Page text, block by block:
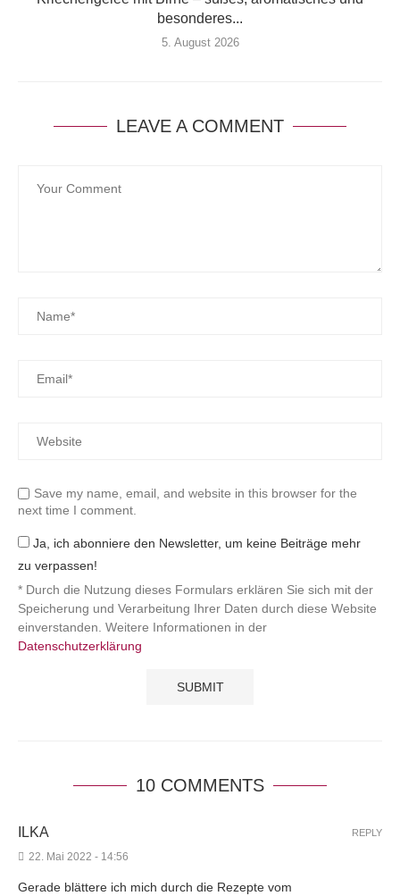
besonderes...
5. August 2026
LEAVE A COMMENT
Save my name, email, and website in this browser for the
next time I comment.
Ja, ich abonniere den Newsletter, um keine Beiträge mehr
zu verpassen!
* Durch die Nutzung dieses Formulars erklären Sie sich mit der
Speicherung und Verarbeitung Ihrer Daten durch diese Website
einverstanden. Weitere Informationen in der
Datenschutzerklärung
10 COMMENTS
ILKA
22. Mai 2022 - 14:56
Gerade blättere ich mich durch die Rezepte vom
REPLY